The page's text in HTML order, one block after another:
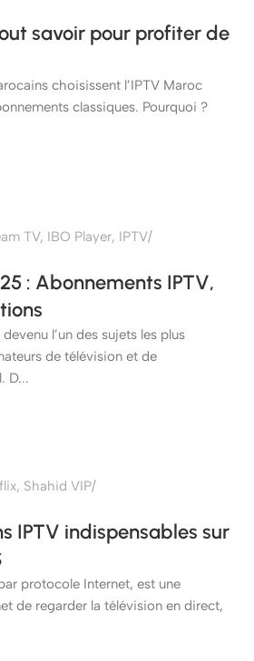
savoir pour profiter de
choisissent l’IPTV Maroc
classiques. Pourquoi ?
TV, IBO Player, IPTV
: Abonnements IPTV,
l’un des sujets les plus
de télévision et de
D...
, Shahid VIP
IPTV indispensables sur
protocole Internet, est une
de regarder la télévision en direct,